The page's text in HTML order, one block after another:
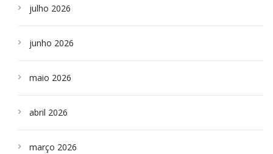
julho 2026
junho 2026
maio 2026
abril 2026
março 2026